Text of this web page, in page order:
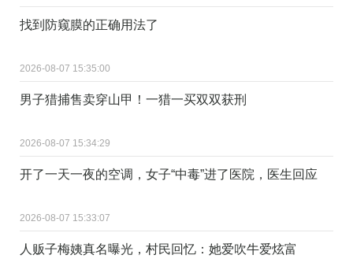
找到防窥膜的正确用法了 ​
2026-08-07 15:35:00
男子猎捕售卖穿山甲！一猎一买双双获刑
2026-08-07 15:34:29
开了一天一夜的空调，女子“中毒”进了医院，医生回应
2026-08-07 15:33:07
人贩子梅姨真名曝光，村民回忆：她爱吹牛爱炫富